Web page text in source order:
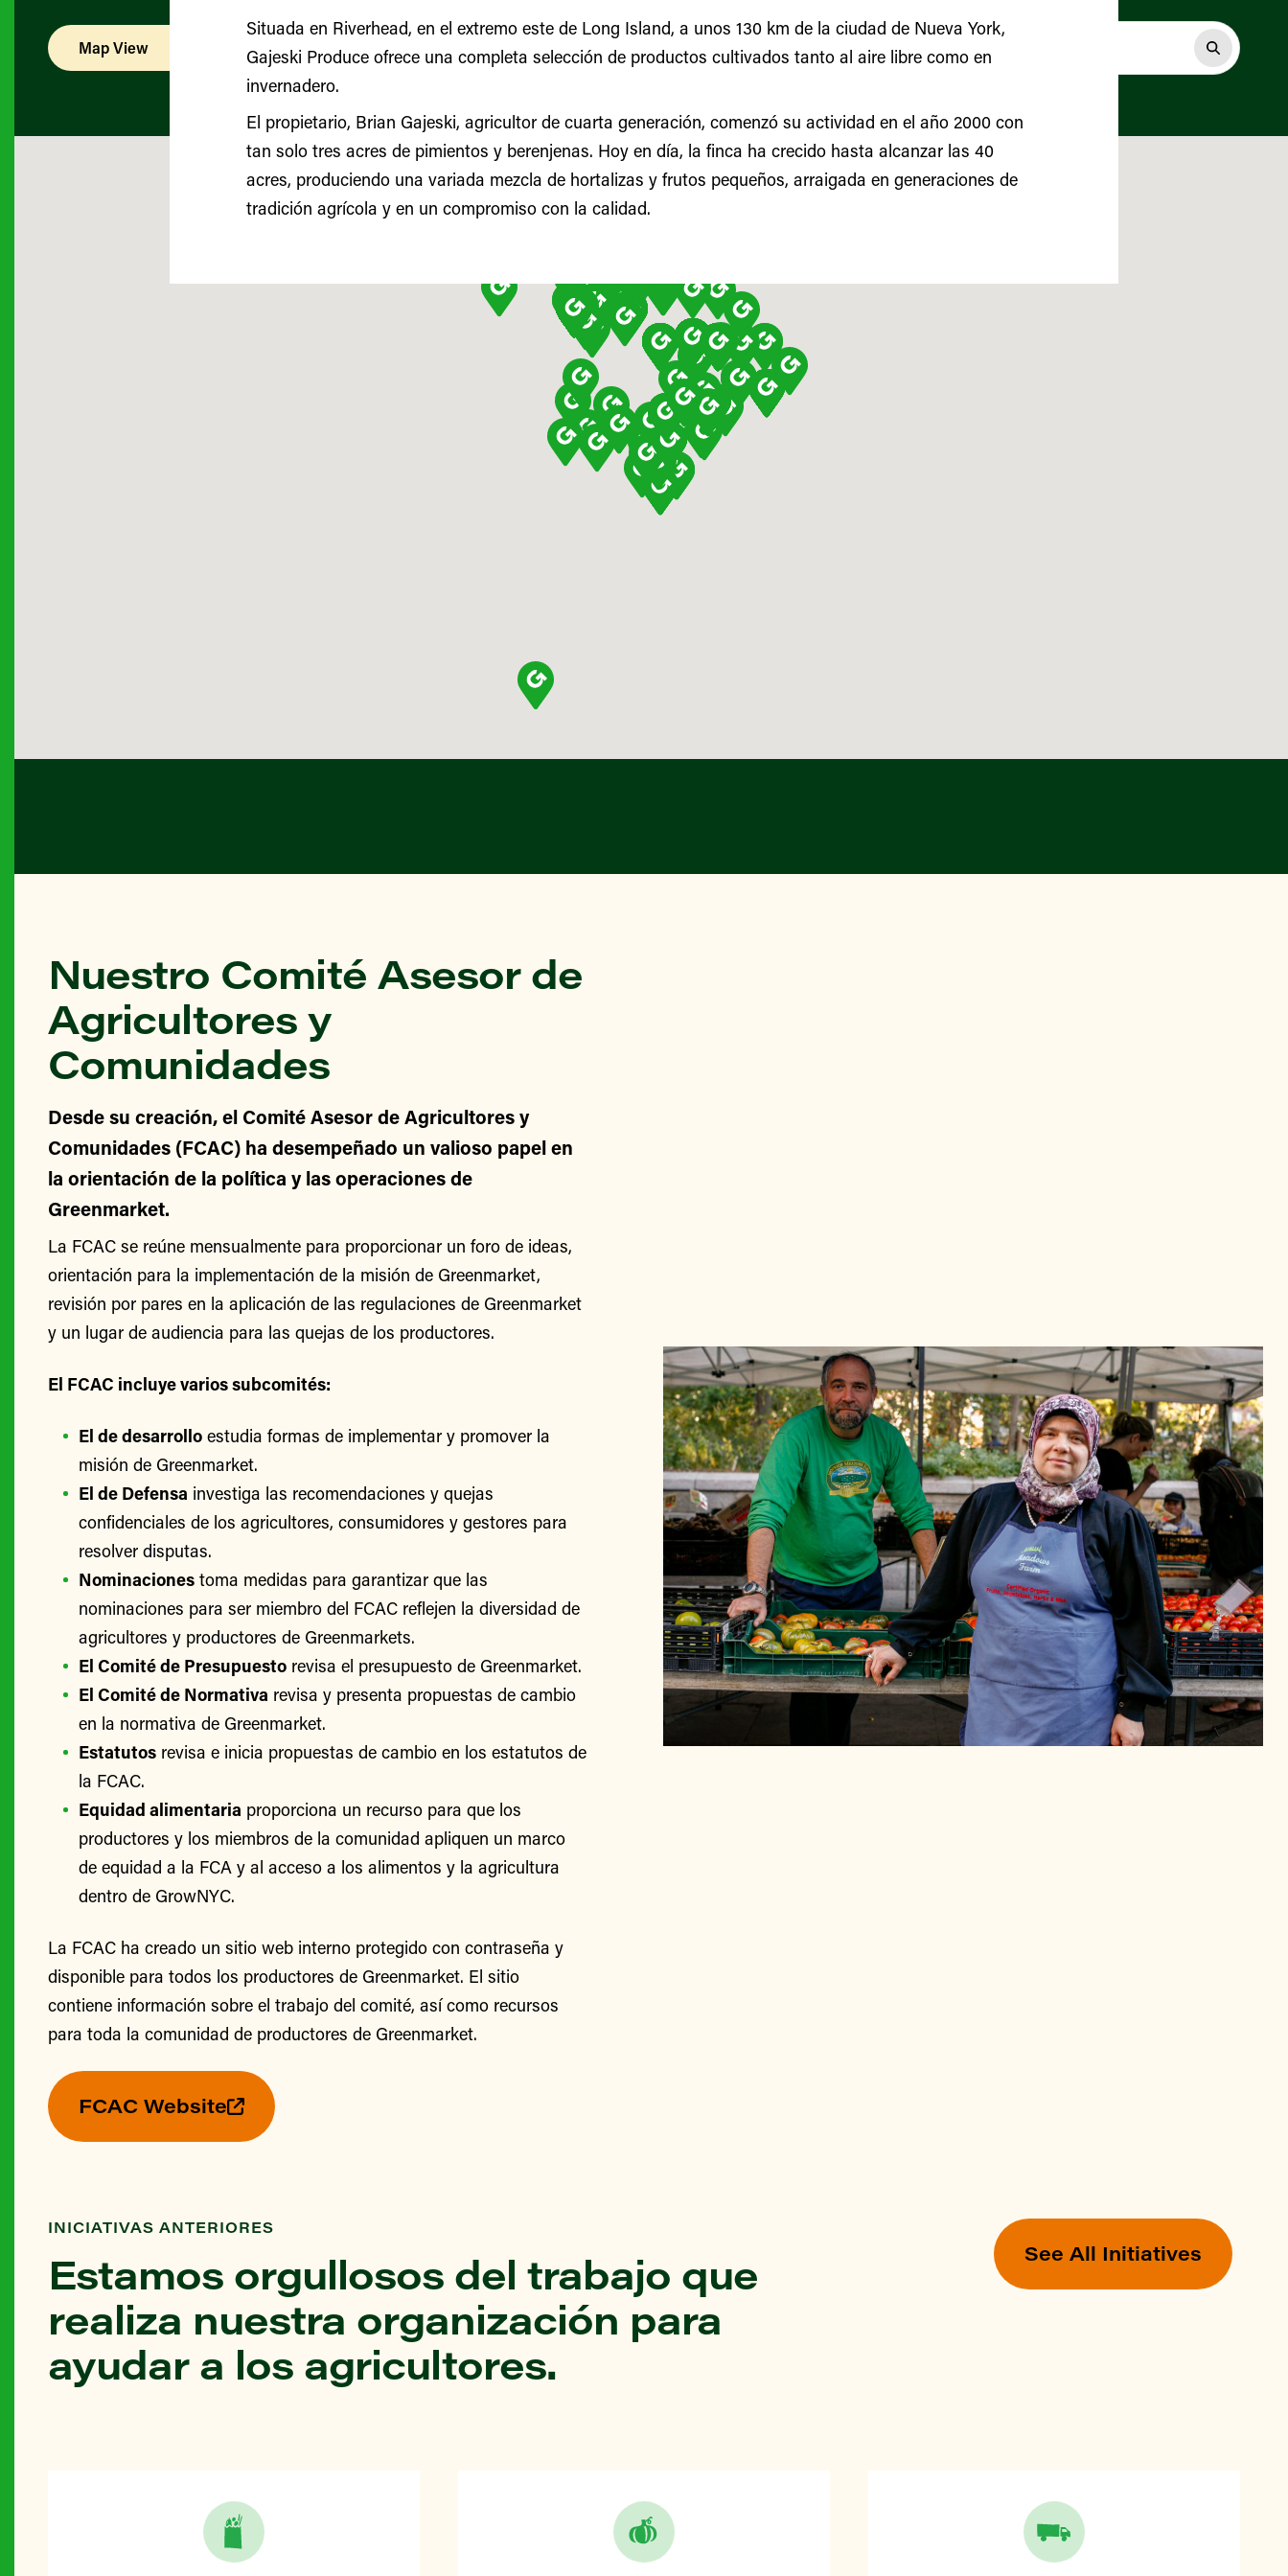
Map View List View
Nuestro Comité Asesor de
Agricultores y
Comunidades
Desde su creación, el Comité Asesor de Agricultores y
Comunidades (FCAC) ha desempeñado un valioso papel en
la orientación de la política y las operaciones de
Greenmarket.
La FCAC se reúne mensualmente para proporcionar un foro de ideas,
orientación para la implementación de la misión de Greenmarket,
revisión por pares en la aplicación de las regulaciones de Greenmarket
y un lugar de audiencia para las quejas de los productores.
El FCAC incluye varios subcomités:
El de desarrollo estudia formas de implementar y promover la
misión de Greenmarket.
El de Defensa investiga las recomendaciones y quejas
confidenciales de los agricultores, consumidores y gestores para
resolver disputas.
Nominaciones toma medidas para garantizar que las
nominaciones para ser miembro del FCAC reflejen la diversidad de
agricultores y productores de Greenmarkets.
El Comité de Presupuesto revisa el presupuesto de Greenmarket.
El Comité de Normativa revisa y presenta propuestas de cambio
en la normativa de Greenmarket.
Estatutos revisa e inicia propuestas de cambio en los estatutos de
la FCAC.
Equidad alimentaria proporciona un recurso para que los
productores y los miembros de la comunidad apliquen un marco
de equidad a la FCA y al acceso a los alimentos y la agricultura
dentro de GrowNYC.
La FCAC ha creado un sitio web interno protegido con contraseña y
disponible para todos los productores de Greenmarket. El sitio
contiene información sobre el trabajo del comité, así como recursos
para toda la comunidad de productores de Greenmarket.
FCAC Website
INICIATIVAS ANTERIORES
Estamos orgullosos del trabajo que
realiza nuestra organización para
ayudar a los agricultores.
See All Initiatives
Situada en Riverhead, en el extremo este de Long Island, a unos 130 km de la ciudad de Nueva York,
Gajeski Produce ofrece una completa selección de productos cultivados tanto al aire libre como en
invernadero.
El propietario, Brian Gajeski, agricultor de cuarta generación, comenzó su actividad en el año 2000 con
tan solo tres acres de pimientos y berenjenas. Hoy en día, la finca ha crecido hasta alcanzar las 40
acres, produciendo una variada mezcla de hortalizas y frutos pequeños, arraigada en generaciones de
tradición agrícola y en un compromiso con la calidad.